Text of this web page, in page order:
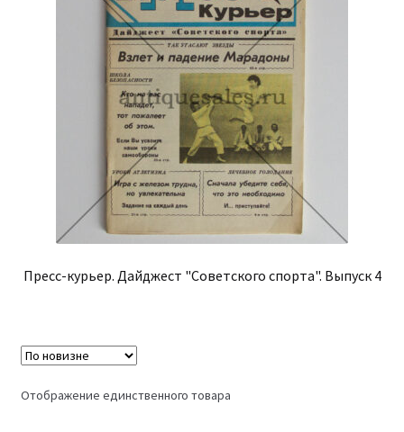
Пресс-курьер. Дайджест "Советского спорта". Выпуск 4
Отображение единственного товара